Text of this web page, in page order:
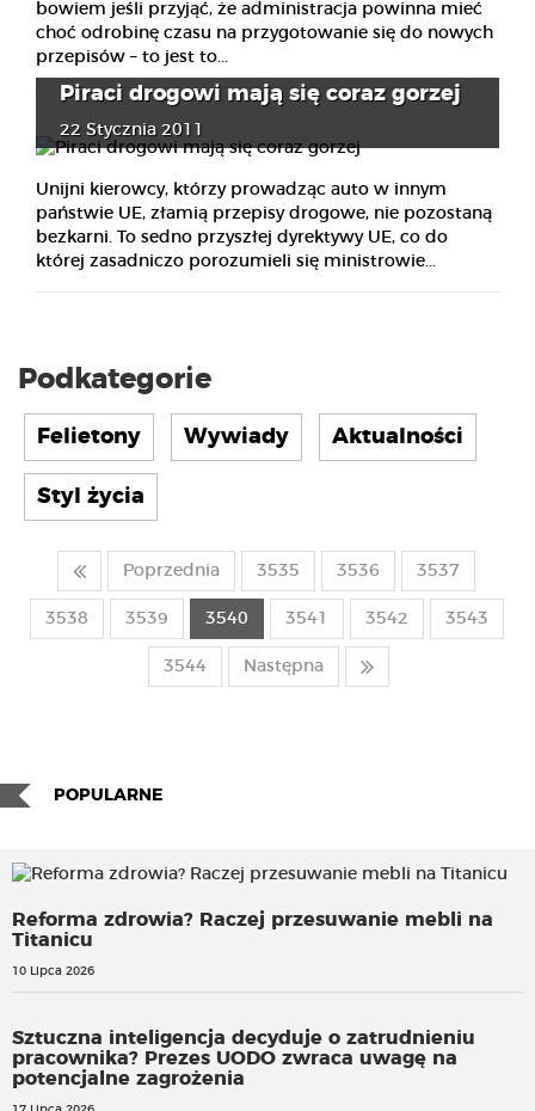
bowiem jeśli przyjąć, że administracja powinna mieć
choć odrobinę czasu na przygotowanie się do nowych
przepisów – to jest to...
Piraci drogowi mają się coraz gorzej
22 Stycznia 2011
Unijni kierowcy, którzy prowadząc auto w innym
państwie UE, złamią przepisy drogowe, nie pozostaną
bezkarni. To sedno przyszłej dyrektywy UE, co do
której zasadniczo porozumieli się ministrowie...
Podkategorie
Felietony Wywiady Aktualności
Styl życia
Poprzednia 3535 3536 3537
3538 3539 3540 3541 3542 3543
3544 Następna
POPULARNE
Reforma zdrowia? Raczej przesuwanie mebli na
Titanicu
10 Lipca 2026
Sztuczna inteligencja decyduje o zatrudnieniu
pracownika? Prezes UODO zwraca uwagę na
potencjalne zagrożenia